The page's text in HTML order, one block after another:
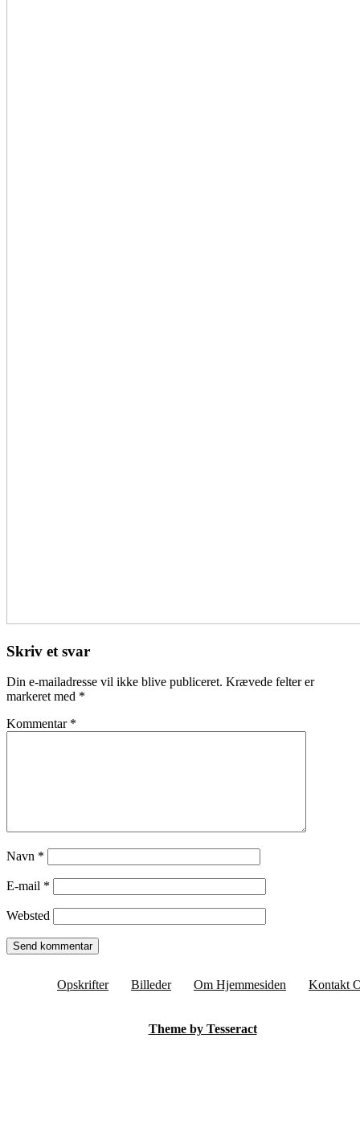
Skriv et svar
Din e-mailadresse vil ikke blive publiceret. Krævede felter er
markeret med *
Kommentar *
Navn *
E-mail *
Websted
Opskrifter Billeder Om Hjemmesiden Kontakt
Theme by Tesseract